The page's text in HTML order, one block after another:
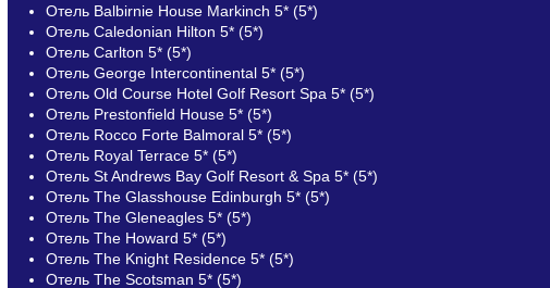
Отель Balbirnie House Markinch 5* (5*)
Отель Caledonian Hilton 5* (5*)
Отель Carlton 5* (5*)
Отель George Intercontinental 5* (5*)
Отель Old Course Hotel Golf Resort Spa 5* (5*)
Отель Prestonfield House 5* (5*)
Отель Rocco Forte Balmoral 5* (5*)
Отель Royal Terrace 5* (5*)
Отель St Andrews Bay Golf Resort & Spa 5* (5*)
Отель The Glasshouse Edinburgh 5* (5*)
Отель The Gleneagles 5* (5*)
Отель The Howard 5* (5*)
Отель The Knight Residence 5* (5*)
Отель The Scotsman 5* (5*)